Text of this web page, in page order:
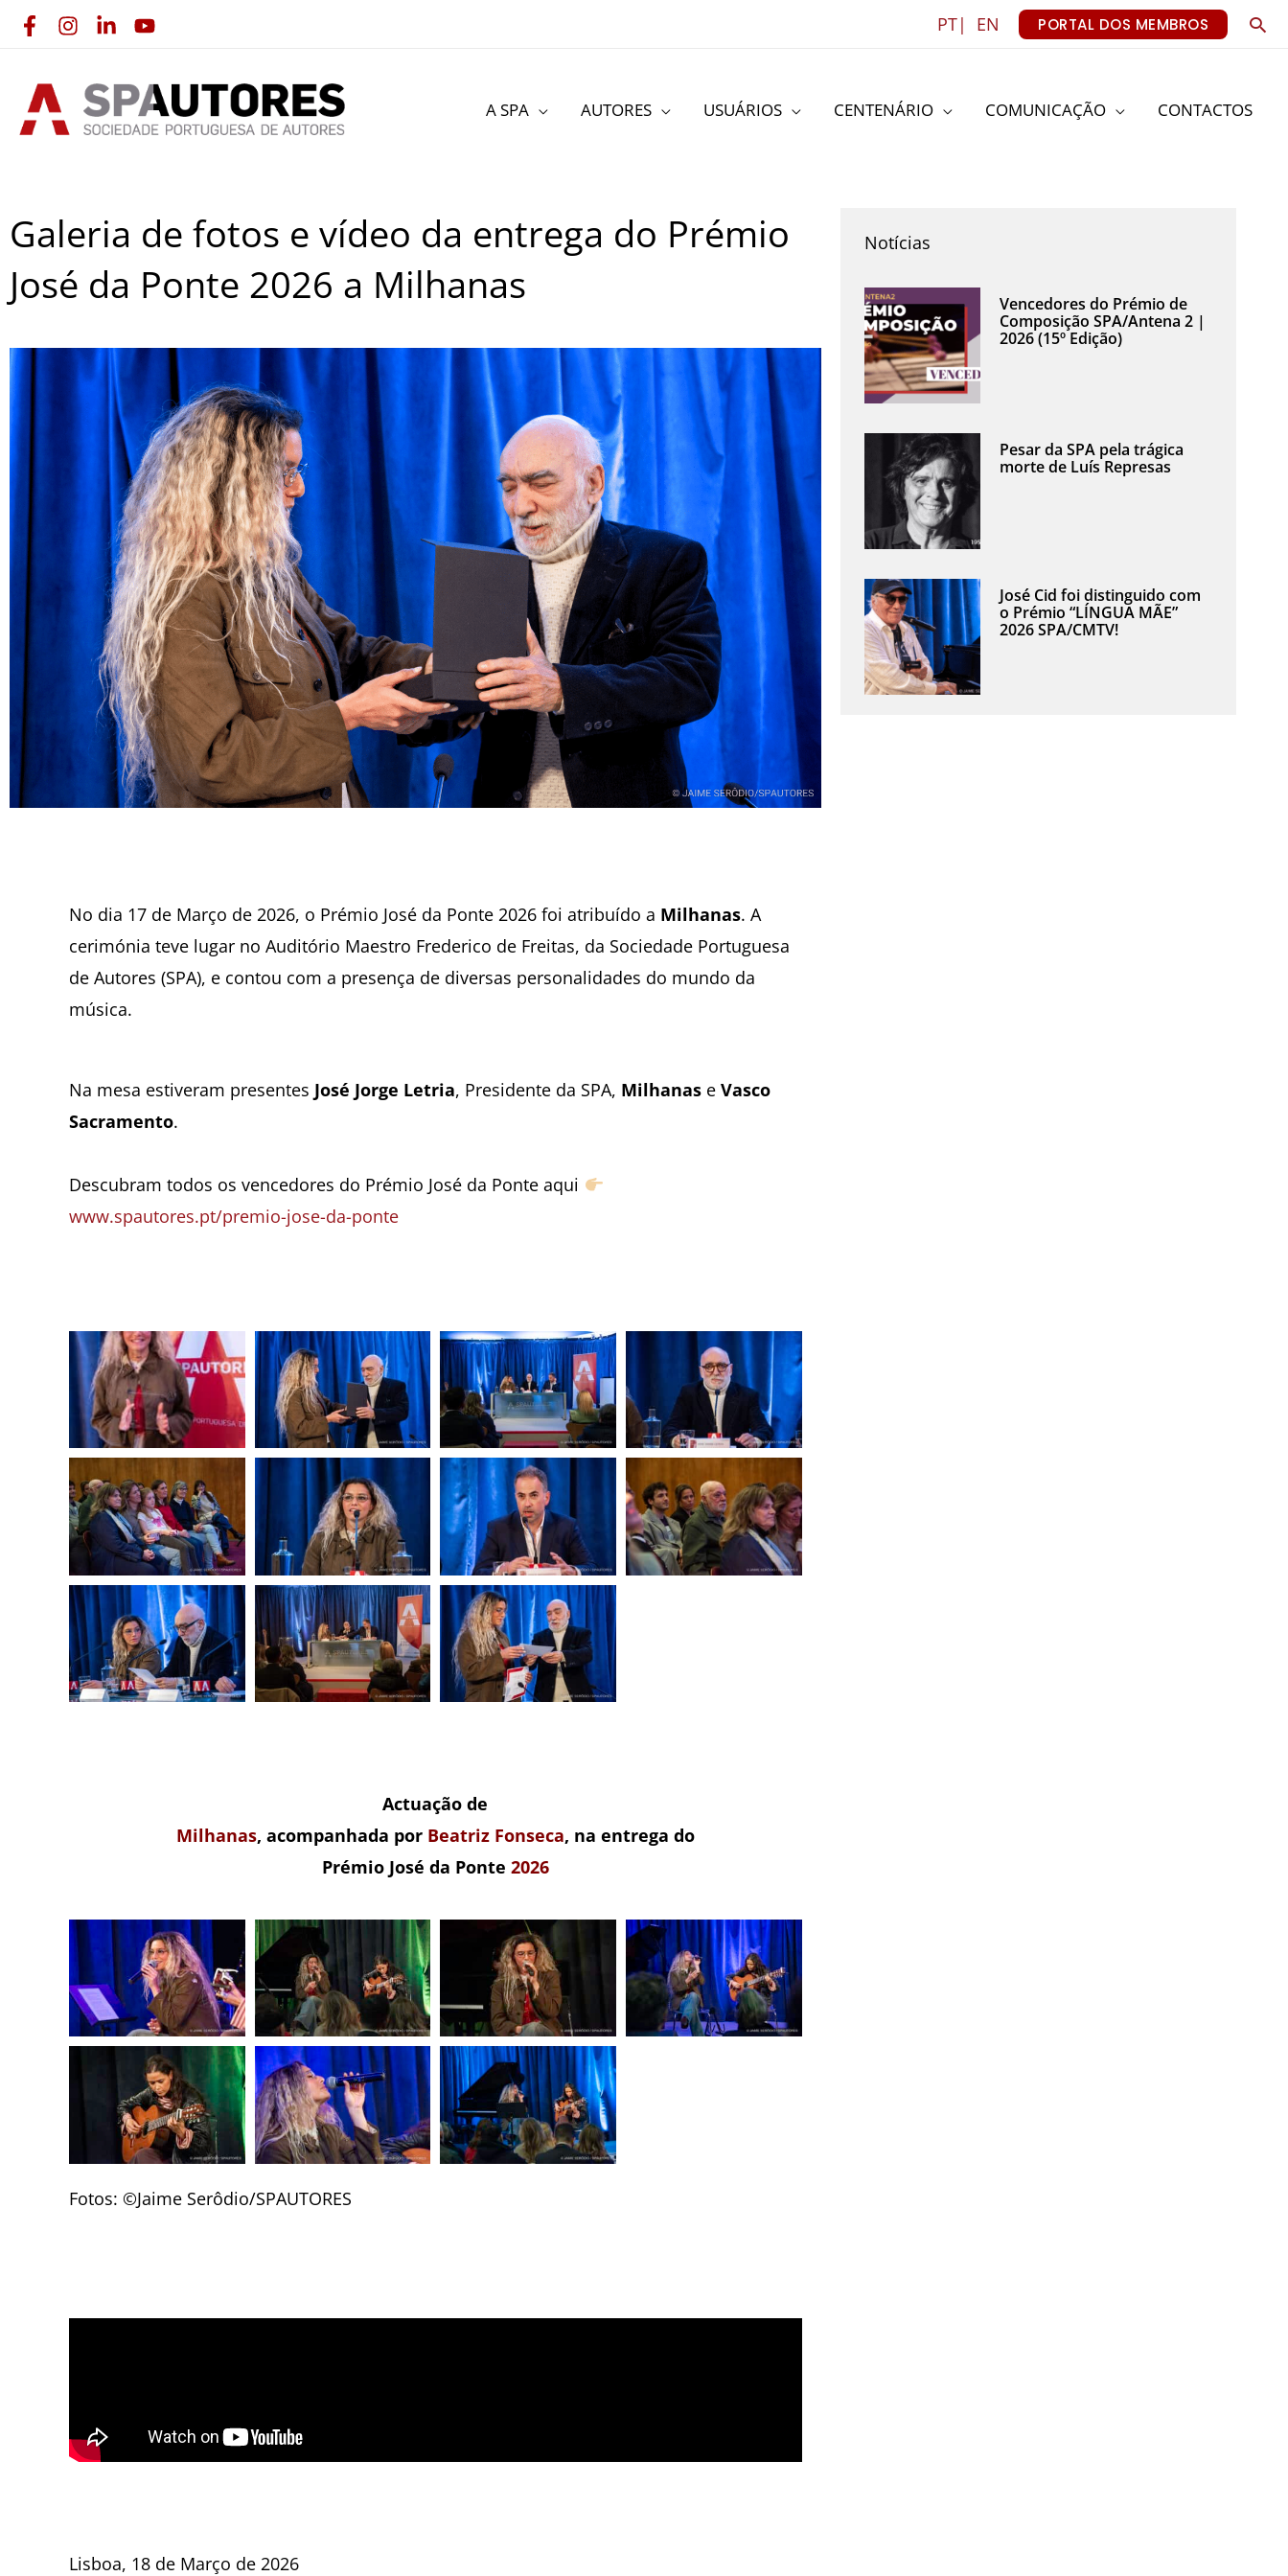
Skip
content
PT| EN PORTAL DOS MEMBROS
A SPA AUTORES USUÁRIOS CENTENÁRIO COMUNICAÇÃO CONTACTOS
Galeria de fotos e vídeo da entrega do Prémio
José da Ponte 2026 a Milhanas
No dia 17 de Março de 2026, o Prémio José da Ponte 2026 foi atribuído a Milhanas. A
cerimónia teve lugar no Auditório Maestro Frederico de Freitas, da Sociedade Portuguesa
de Autores (SPA), e contou com a presença de diversas personalidades do mundo da
música.
Na mesa estiveram presentes José Jorge Letria, Presidente da SPA, Milhanas eVasco
Sacramento.
‪Descubram todos os vencedores do Prémio José da Ponte aqui
www.spautores.pt/premio-jose-da-ponte
Actuação de
Milhanas, acompanhada por Beatriz Fonseca, na entrega do
Prémio José da Ponte 2026
Fotos: ©Jaime Serôdio/SPAUTORES
Lisboa, 18 de Março de 2026
Notícias
Vencedores do Prémio de
Composição SPA/Antena 2 |
2026 (15º Edição)
Pesar da SPA pela trágica
morte de Luís Represas
José Cid foi distinguido com
o Prémio “LÍNGUA MÃE”
2026 SPA/CMTV!